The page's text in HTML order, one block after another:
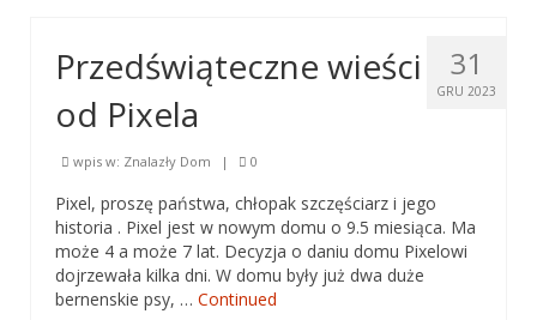
31
GRU 2023
Przedświąteczne wieści
od Pixela
wpis w: Znalazły Dom | 0
Pixel, proszę państwa, chłopak szczęściarz i jego
historia . Pixel jest w nowym domu o 9.5 miesiąca. Ma
może 4 a może 7 lat. Decyzja o daniu domu Pixelowi
dojrzewała kilka dni. W domu były już dwa duże
bernenskie psy, … Continued